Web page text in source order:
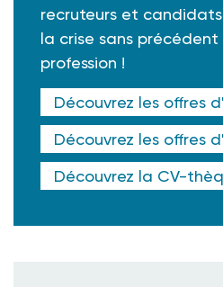
recruteurs et
la crise sans
profession !
Découvrez les offres
Découvrez les offres
Découvrez la CV-